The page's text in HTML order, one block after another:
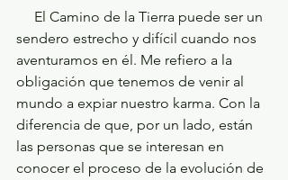
sendero estrecho y difícil cuando nos
aventuramos en él. Me refiero a la
obligación que tenemos de venir al
mundo a expiar nuestro karma. Con la
diferencia de que, por un lado, están
las personas que se interesan en
conocer el proceso de la evolución de